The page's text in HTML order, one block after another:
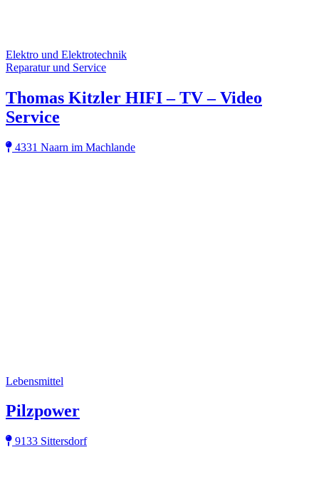
Elektro und Elektrotechnik
Reparatur und Service
Thomas Kitzler HIFI – TV – Video
Service
4331 Naarn im Machlande
Lebensmittel
Pilzpower
9133 Sittersdorf